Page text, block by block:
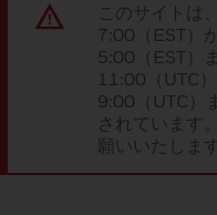
このサイトは
7:00（EST）
5:00（EST）
11:00（UTC
9:00（UTC）
されています
願いいたします